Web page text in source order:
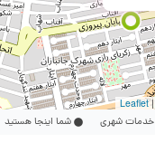
|
خدمات شهری شما اینجا هستید